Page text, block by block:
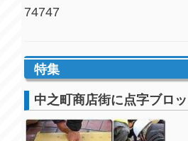
74747
特集
中之町商店街に点字ブロ